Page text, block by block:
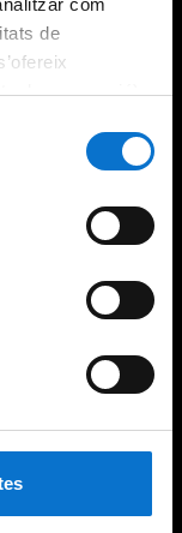
de
de navegació).
web de la